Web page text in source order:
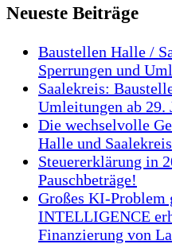
Neueste Beiträge
Baustellen Halle /
Sperrungen und
Saalekreis:
Umleitungen ab 29.
Die wechselvolle
Halle und Saalekreis
Steuererklärung in
Pauschbeträge!
Großes KI-Problem
INTELLIGENCE
Finanzierung von